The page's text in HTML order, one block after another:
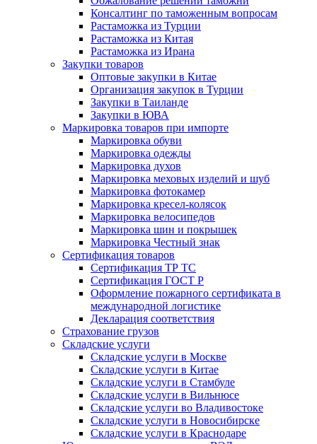
Консалтинг по таможенным вопросам
Растаможка из Турции
Растаможка из Китая
Растаможка из Ирана
Закупки товаров
Оптовые закупки в Китае
Организация закупок в Турции
Закупки в Таиланде
Закупки в ЮВА
Маркировка товаров при импорте
Маркировка обуви
Маркировка одежды
Маркировка духов
Маркировка меховых изделий и шуб
Маркировка фотокамер
Маркировка кресел-колясок
Маркировка велосипедов
Маркировка шин и покрышек
Маркировка Честный знак
Сертификация товаров
Сертификация ТР ТС
Сертификация ГОСТ Р
Оформление пожарного сертификата в
международной логистике
Декларация соответствия
Страхование грузов
Складские услуги
Складские услуги в Москве
Складские услуги в Китае
Складские услуги в Стамбуле
Складские услуги в Вильнюсе
Складские услуги во Владивостоке
Складские услуги в Новосибирске
Складские услуги в Краснодаре